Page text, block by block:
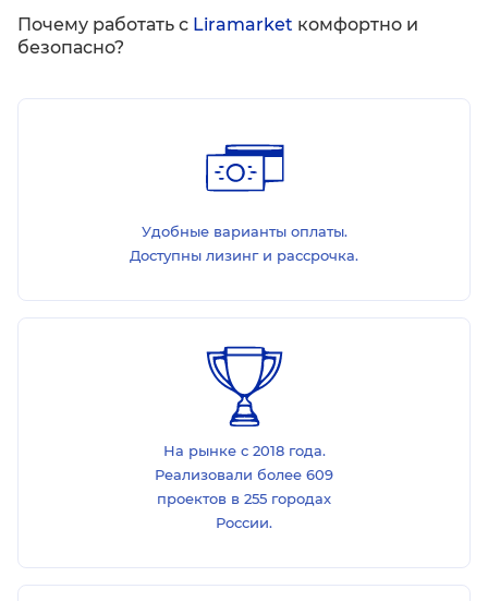
Почему работать с Liramarket комфортно и
безопасно?
Удобные варианты оплаты.
Доступны лизинг и рассрочка.
На рынке с 2018 года.
Реализовали более 609
проектов в 255 городах
России.